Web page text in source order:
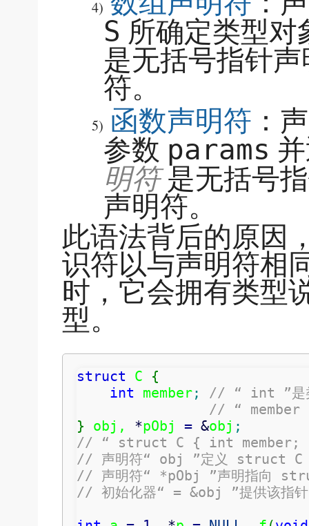
4)
S 所确定类型
是无括号指针
符。
5) 函数声明符 ：
参数 params
明符是无括号
声明符。
此语法背后的原因
识符以与声明符相
时，它会拥有类型
型。
struct C {
int member;
// “ int ”是
// “ member
} obj, *pObj = &obj ;
// “ struct C { int member; }
// 声明符“ obj ”定义 struct C
// 声明符“ *pObj ”声明指向
// 初始化器“ = &obj ”提供该指针